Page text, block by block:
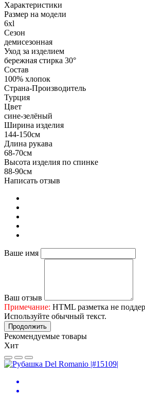
Характеристики
Размер на модели
6xl
Сезон
демисезонная
Уход за изделием
бережная стирка 30°
Состав
100% хлопок
Страна-Производитель
Турция
Цвет
сине-зелёный
Ширина изделия
144-150см
Длина рукава
68-70см
Высота изделия по спинке
88-90см
Написать отзыв
Ваше имя
Ваш отзыв
Примечание: HTML разметка не
Используйте обычный текст.
Продолжить
Рекомендуемые товары
Хит